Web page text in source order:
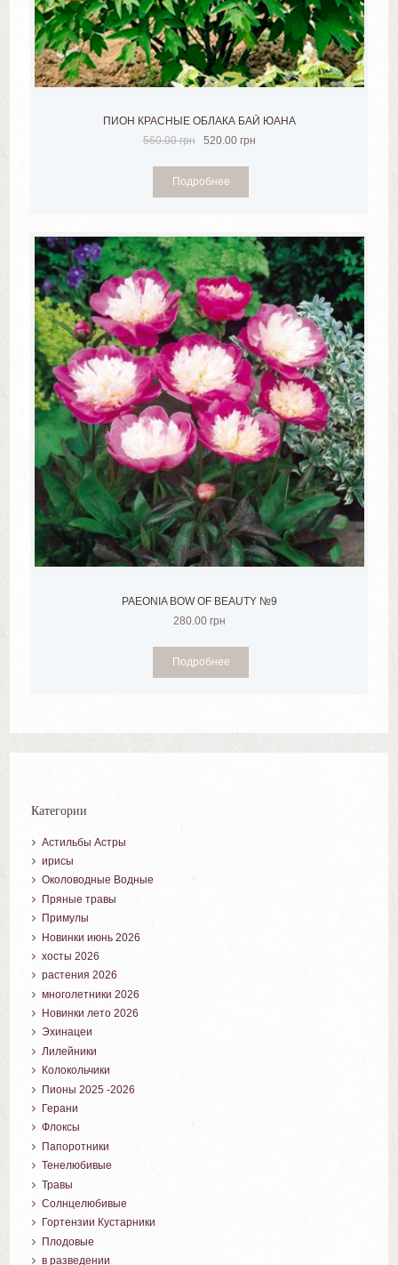
ПИОН КРАСНЫЕ ОБЛАКА БАЙ ЮАНА
560.00грн 520.00 грн
Подробнее
PAEONIA BOW OF BEAUTY №9
280.00 грн
Подробнее
Категории
Астильбы Астры
ирисы
Околоводные Водные
Пряные травы
Примулы
Новинки июнь 2026
хосты 2026
растения 2026
многолетники 2026
Новинки лето 2026
Эхинацеи
Лилейники
Колокольчики
Пионы 2025 -2026
Герани
Флоксы
Папоротники
Тенелюбивые
Травы
Солнцелюбивые
Гортензии Кустарники
Плодовые
в разведении